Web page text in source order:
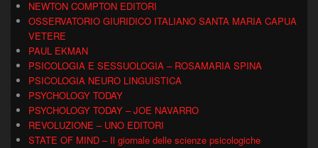
NEWTON COMPTON EDITORI
OSSERVATORIO GIURIDICO ITALIANO SANTA MARIA CAPUA
VETERE
PAUL EKMAN
PSICOLOGIA E SESSUOLOGIA – ROSAMARIA SPINA
PSICOLOGIA NEURO LINGUISTICA
PSYCHOLOGY TODAY
PSYCHOLOGY TODAY – JOE NAVARRO
REVOLUZIONE – UNO EDITORI
STATE OF MIND – Il giornale delle scienze psicologiche